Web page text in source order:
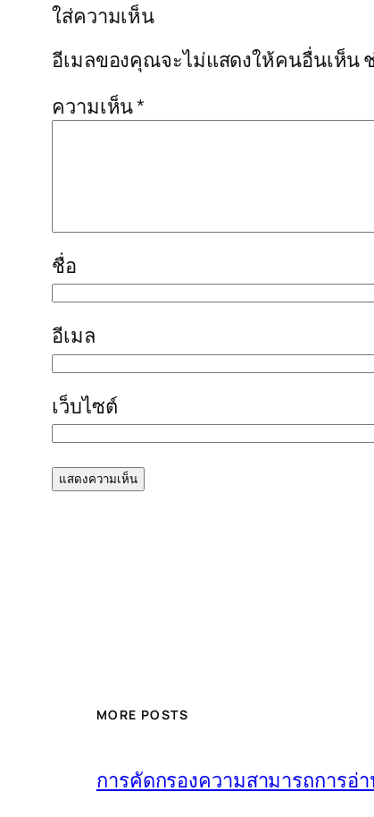
ใส่ความเห็น
อีเมลของคุณจะไม่แสดงให้คนอื่นเห็น
ความเห็น*
ชื่อ
อีเมล
เว็บไซต์
MORE POSTS
การคัดกรองความสามารถการอ่